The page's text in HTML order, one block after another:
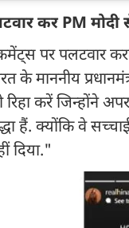
कर PM
पर पलटवार
के माननीय
रिहा करें जिन्होंने
हैं. क्योंकि वे
दिया."